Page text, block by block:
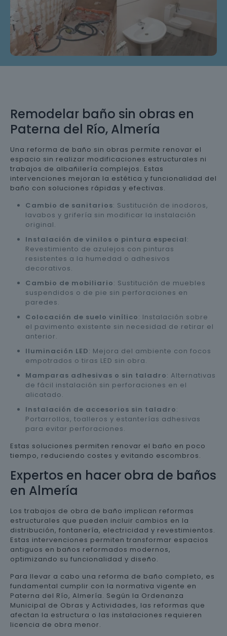
Remodelar baño sin obras en
Paterna del Río, Almería
Una reforma de baño sin obras permite renovar el
espacio sin realizar modificaciones estructurales ni
trabajos de albañilería complejos. Estas
intervenciones mejoran la estética y funcionalidad del
baño con soluciones rápidas y efectivas.
Cambio de sanitarios: Sustitución de inodoros,
lavabos y grifería sin modificar la instalación
original.
Instalación de vinilos o pintura especial:
Revestimiento de azulejos con pinturas
resistentes a la humedad o adhesivos
decorativos.
Cambio de mobiliario: Sustitución de muebles
suspendidos o de pie sin perforaciones en
paredes.
Colocación de suelo vinílico: Instalación sobre
el pavimento existente sin necesidad de retirar el
anterior.
Iluminación LED: Mejora del ambiente con focos
empotrados o tiras LED sin obra.
Mamparas adhesivas o sin taladro: Alternativas
de fácil instalación sin perforaciones en el
alicatado.
Instalación de accesorios sin taladro:
Portarrollos, toalleros y estanterías adhesivas
para evitar perforaciones.
Estas soluciones permiten renovar el baño en poco
tiempo, reduciendo costes y evitando escombros.
Expertos en hacer obra de baños
en Almería
Los trabajos de obra de baño implican reformas
estructurales que pueden incluir cambios en la
distribución, fontanería, electricidad y revestimientos.
Estas intervenciones permiten transformar espacios
antiguos en baños reformados modernos,
optimizando su funcionalidad y diseño.
Para llevar a cabo una reforma de baño completo, es
fundamental cumplir con la normativa vigente en
Paterna del Río, Almería. Según la Ordenanza
Municipal de Obras y Actividades, las reformas que
afectan la estructura o las instalaciones requieren
licencia de obra menor.